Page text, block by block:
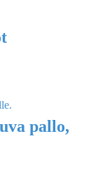
pallo,